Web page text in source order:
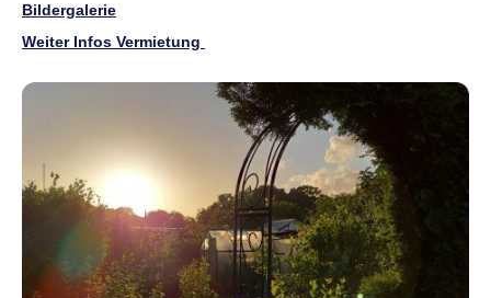
Bildergalerie
Weiter Infos Vermietung